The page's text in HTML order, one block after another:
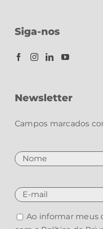
Siga-nos
Newsletter
Campos marcados
Ao informar meus